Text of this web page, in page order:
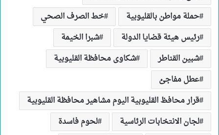
حملة مواطن بالقليوبية
خط الصرف الصحي
رئيس هيئة قضايا الدولة
شبرا الخيمة
شبين القناطر
شكاوى محافظة القليوبية
عطل مفاجئ
قرار محافظ القليوبية اليوم مشاهير محافظة القليوبية
لجان الانتخابات الرئاسية
لحوم فاسدة